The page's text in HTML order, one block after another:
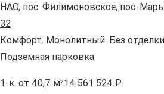
НАО, пос. Филимоновское, пос.
32
Комфорт. Монолитный. Без
Подземная парковка.
1-к. от 40,7 м²14 561 524 ₽